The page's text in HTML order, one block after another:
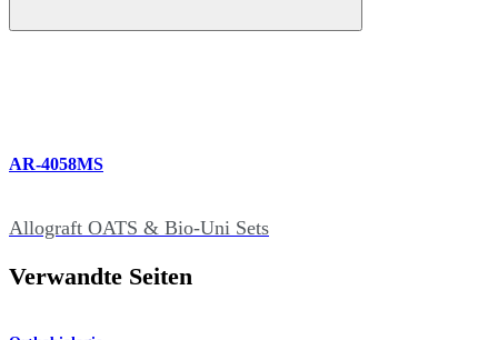
AR-4058MS
Allograft OATS & Bio-Uni Sets
Verwandte Seiten